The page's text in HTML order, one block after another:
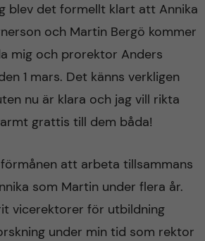
r
c
h
f
i
d
n
blev det formellt klart att Annika
och Martin Bergö kommer
mig och prorektor Anders
1 mars. Det känns verkligen
nu är klara och jag vill rikta
grattis till dem båda!
att arbeta tillsammans
som Martin under flera år.
vicerektorer för utbildning
under min tid som rektor